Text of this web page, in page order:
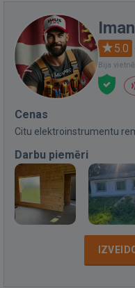
5.0
Bija
Cenas
Citu elektroinstrumentu
Darbu piemēri